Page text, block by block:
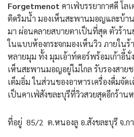
Forgetmenot คาเฟ่บรรยากาศดี โล
ติดริมน้ำ มองเห็นสะพานมอญและบ้า
มา ผ่อนคลายสบายตาเป็นที่สุด ตัวร้า
ในแบบห้องกระจกมองเห็นวิว ภายในร้
หลายมุม ทั้ง มุมเอ้าท์ดอร์พร้อมเก้าอี้นั่
เห็นสะพานมอญอยู่ไม่ไกล รับรองสา
เต็มอิ่ม ในส่วนของอาหารเครื่องดื่มจัด
เป็นคาเฟ่สังขละบุรีที่วิวสวยสุดอีกร้าน
ที่อยู่ 85/2 ต.หนองลู อ.สังขละบุรี จ.ก